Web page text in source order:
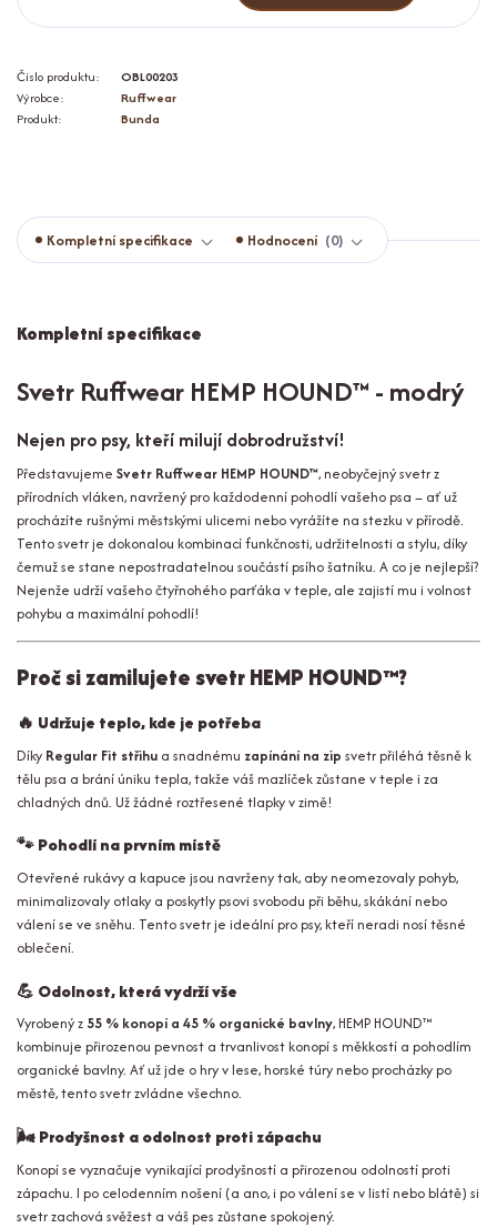
Číslo produktu:
OBL00203
Výrobce:
Ruffwear
Produkt:
Bunda
Kompletní specifikace Hodnocení 0
Kompletní specifikace
Svetr Ruffwear HEMP HOUND™ - modrý
Nejen pro psy, kteří milují dobrodružství!
Představujeme Svetr Ruffwear HEMP HOUND™, neobyčejný svetr z
přírodních vláken, navržený pro každodenní pohodlí vašeho psa – ať už
procházíte rušnými městskými ulicemi nebo vyrážíte na stezku v přírodě.
Tento svetr je dokonalou kombinací funkčnosti, udržitelnosti a stylu, díky
čemuž se stane nepostradatelnou součástí psího šatníku. A co je nejlepší?
Nejenže udrží vašeho čtyřnohého parťáka v teple, ale zajistí mu i volnost
pohybu a maximální pohodlí!
Proč si zamilujete svetr HEMP HOUND™?
🔥 Udržuje teplo, kde je potřeba
Díky Regular Fit střihu a snadnému zapínání na zip svetr přiléhá těsně k
tělu psa a brání úniku tepla, takže váš mazlíček zůstane v teple i za
chladných dnů. Už žádné roztřesené tlapky v zimě!
🐾Pohodlí na prvním místě
Otevřené rukávy a kapuce jsou navrženy tak, aby neomezovaly pohyb,
minimalizovaly otlaky a poskytly psovi svobodu při běhu, skákání nebo
válení se ve sněhu. Tento svetr je ideální pro psy, kteří neradi nosí těsné
oblečení.
💪 Odolnost, která vydrží vše
Vyrobený z 55 % konopí a 45 % organické bavlny, HEMP HOUND™
kombinuje přirozenou pevnost a trvanlivost konopí s měkkostí a pohodlím
organické bavlny. Ať už jde o hry v lese, horské túry nebo procházky po
městě, tento svetr zvládne všechno.
🌬️Prodyšnost a odolnost proti zápachu
Konopí se vyznačuje vynikající prodyšností a přirozenou odolností proti
zápachu. I po celodenním nošení (a ano, i po válení se v listí nebo blátě) si
svetr zachová svěžest a váš pes zůstane spokojený.